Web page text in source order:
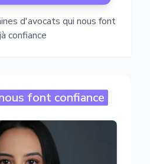
d'avocats qui nous font
confiance
font confiance